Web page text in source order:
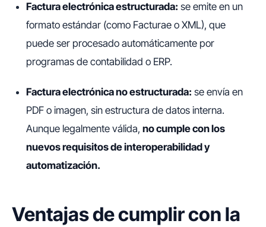
Factura electrónica estructurada: se emite en un
formato estándar (como Facturae o XML), que
puede ser procesado automáticamente por
programas de contabilidad o ERP.
Factura electrónica no estructurada: se envía en
PDF o imagen, sin estructura de datos interna.
Aunque legalmente válida, no cumple con los
nuevos requisitos de interoperabilidad y
automatización.
Ventajas de cumplir con la